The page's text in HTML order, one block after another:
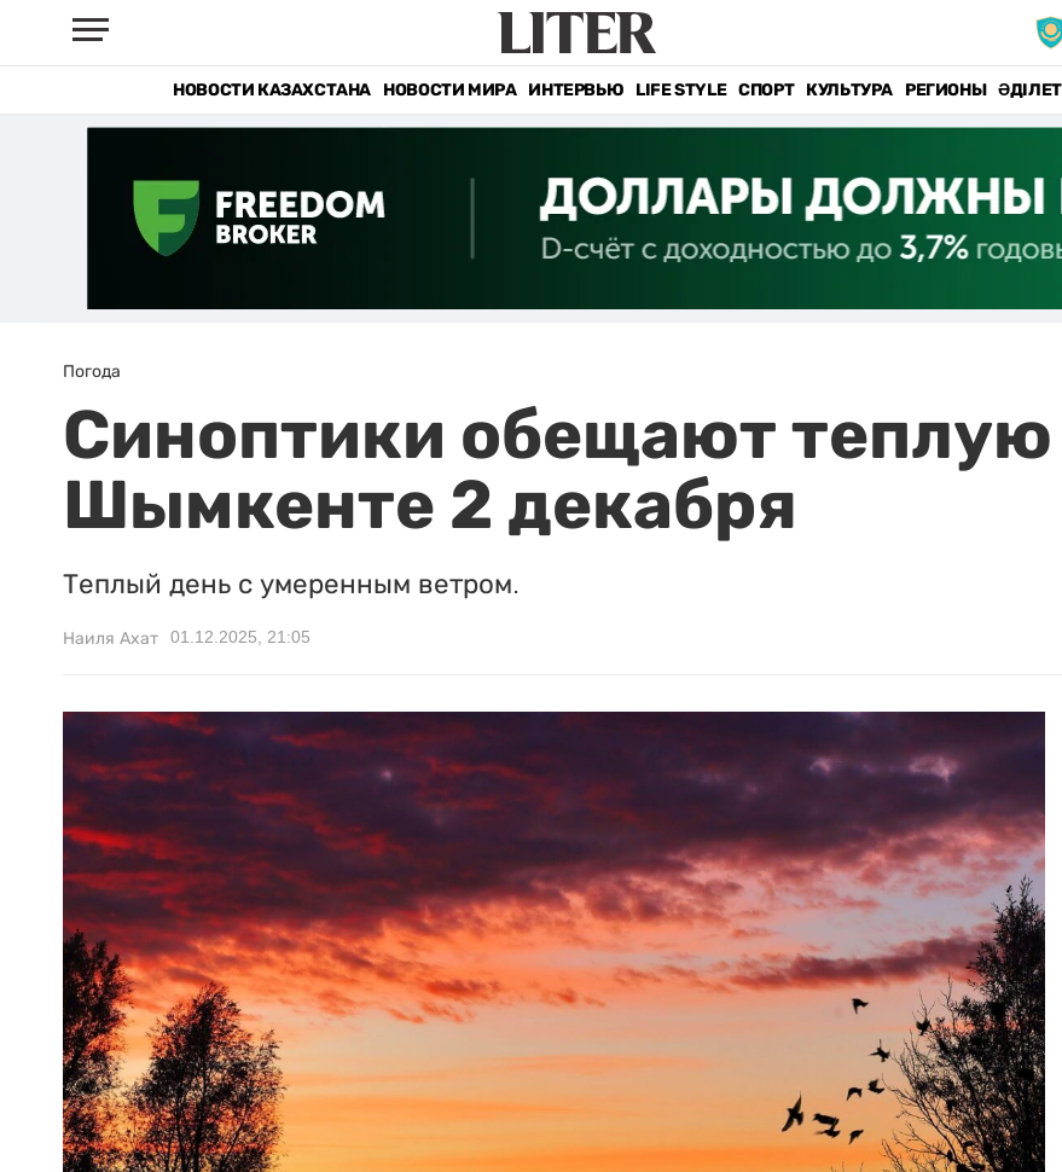
НОВОСТИ КАЗАХСТАНА НОВОСТИ МИРА ИНТЕРВЬЮ LIFE STYLE СПОРТ КУЛЬТУРА РЕГИОНЫ ӘДІЛЕТ
Погода
Синоптики обещают теплую
Шымкенте 2 декабря
Теплый день с умеренным ветром.
Наиля Ахат 01.12.2025, 21:05